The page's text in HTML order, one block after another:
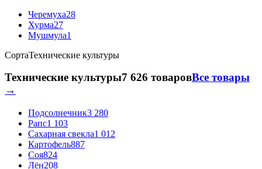
Черемуха28
Хурма27
Мушмула1
СортаТехнические культуры
Технические культуры7 626 товаровВсе товары
→
Подсолнечник3 280
Рапс1 103
Сахарная свекла1 012
Картофель887
Соя824
Лён208